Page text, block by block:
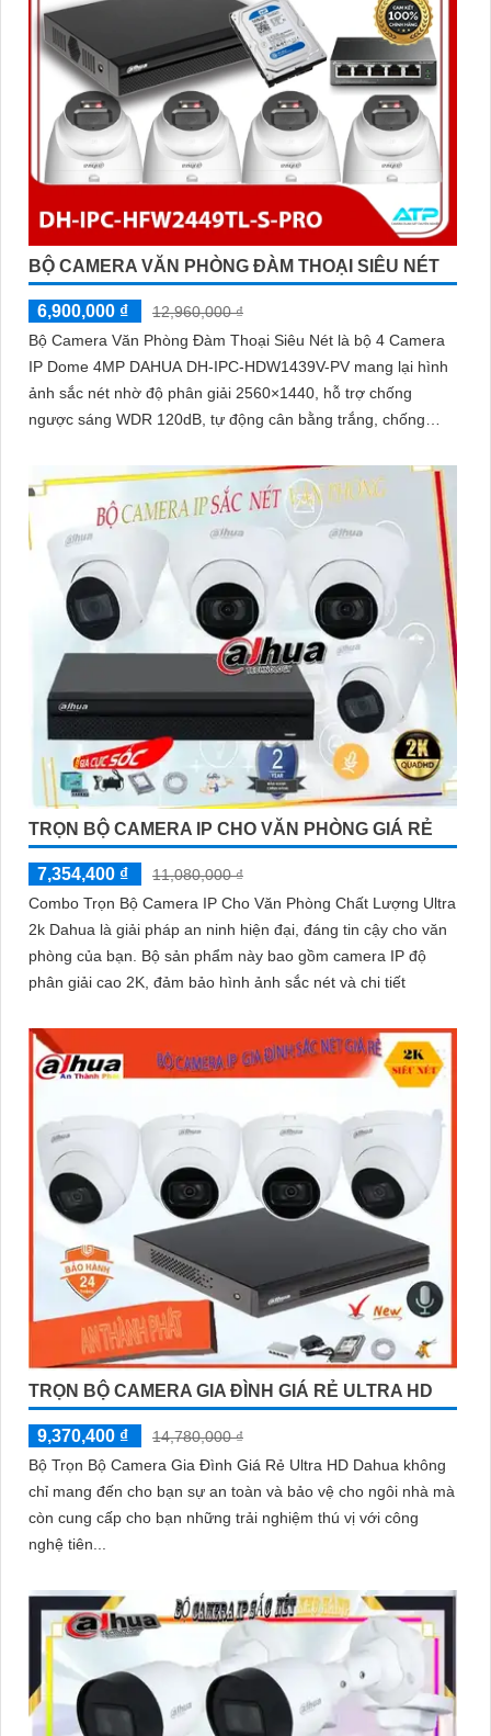
BỘ CAMERA VĂN PHÒNG ĐÀM THOẠI SIÊU NÉT
6,900,000 ₫
12,960,000 ₫
Bộ Camera Văn Phòng Đàm Thoại Siêu Nét là bộ 4 Camera
IP Dome 4MP DAHUA DH-IPC-HDW1439V-PV mang lại hình
ảnh sắc nét nhờ độ phân giải 2560×1440, hỗ trợ chống
ngược sáng WDR 120dB, tự động cân bằng trắng, chống
sáng kép LED ánh sáng ấm và hồng ngoại 30m, cùng tính
năng phát hiện con người, giúp giám sát hiệu quả ngày đêm
TRỌN BỘ CAMERA IP CHO VĂN PHÒNG GIÁ RẺ
7,354,400 ₫
11,080,000 ₫
Combo Trọn Bộ Camera IP Cho Văn Phòng Chất Lượng Ultra
2k Dahua là giải pháp an ninh hiện đại, đáng tin cậy cho văn
phòng của bạn. Bộ sản phẩm này bao gồm camera IP độ
phân giải cao 2K, đảm bảo hình ảnh sắc nét và chi tiết
TRỌN BỘ CAMERA GIA ĐÌNH GIÁ RẺ ULTRA HD
9,370,400 ₫
14,780,000 ₫
Bộ Trọn Bộ Camera Gia Đình Giá Rẻ Ultra HD Dahua không
chỉ mang đến cho bạn sự an toàn và bảo vệ cho ngôi nhà mà
còn cung cấp cho bạn những trải nghiệm thú vị với công
nghệ tiên...